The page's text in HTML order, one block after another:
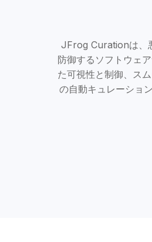
JFrog Curationは、
防御するソフトウェ
た可視性と制御、ス
の自動キュレーショ